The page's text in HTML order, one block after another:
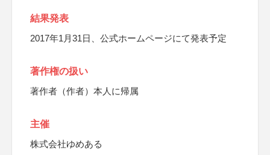
結果発表
2017年1月31日、公式ホームページにて発表予定
著作権の扱い
著作者（作者）本人に帰属
主催
株式会社ゆめある